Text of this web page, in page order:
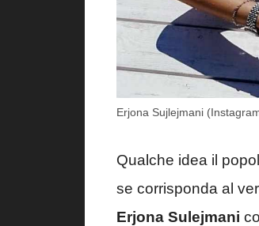
Erjona Sujlejmani
Qualche idea il
se corrisponda al
Erjona Sulejmani